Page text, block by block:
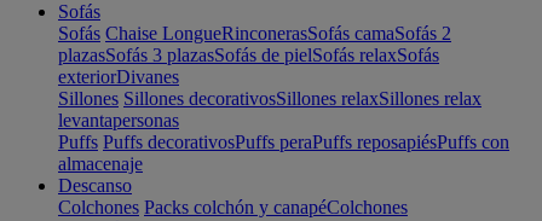
Sofás
Sofás Chaise LongueRinconerasSofás camaSofás 2
plazasSofás 3 plazasSofás de pielSofás relaxSofás
exteriorDivanes
Sillones Sillones decorativosSillones relaxSillones relax
levantapersonas
Puffs Puffs decorativosPuffs peraPuffs reposapiésPuffs con
almacenaje
Descanso
Colchones Packs colchón y canapéColchones